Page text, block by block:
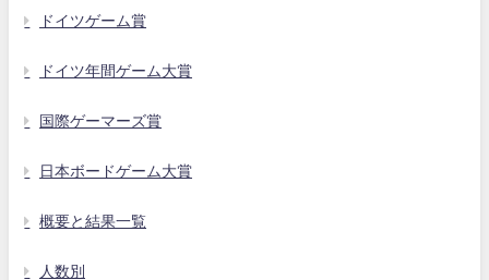
ドイツゲーム賞
ドイツ年間ゲーム大賞
国際ゲーマーズ賞
日本ボードゲーム大賞
概要と結果一覧
人数別